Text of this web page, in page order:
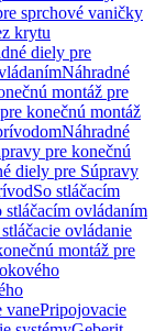
sprchové vaničky
krytu
diely pre
Náhradné
montáž pre
konečnú montáž
Náhradné
pre konečnú
diely pre Súpravy
So stláčacím
stláčacím ovládaním
ovládanie
montáž pre
vanePripojovacie